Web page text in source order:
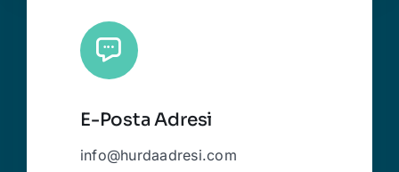
E-Posta Adresi
info@hurdaadresi.com